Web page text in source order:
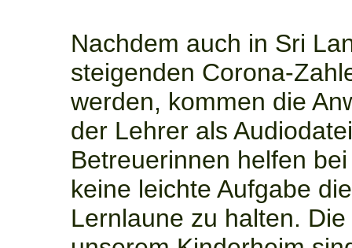
Nachdem auch in Sri
steigenden Corona-
werden, kommen die
der Lehrer als
Betreuerinnen helfen
keine leichte Aufgabe
Lernlaune zu halten.